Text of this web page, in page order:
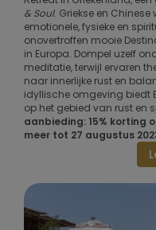
& Soul. Griekse en
emotionele, fysieke en
onovertroffen mooie
in Europa. Dompel uzelf
meditatie, terwijl ervaren
naar innerlijke rust en
idyllische omgeving biedt
op het gebied van rust en
aanbieding: 15% korting
meer tot 27 augustus